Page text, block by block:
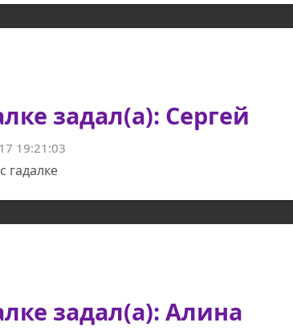
задал(а): Сергей
19:21:03
гадалке
задал(а): Алина